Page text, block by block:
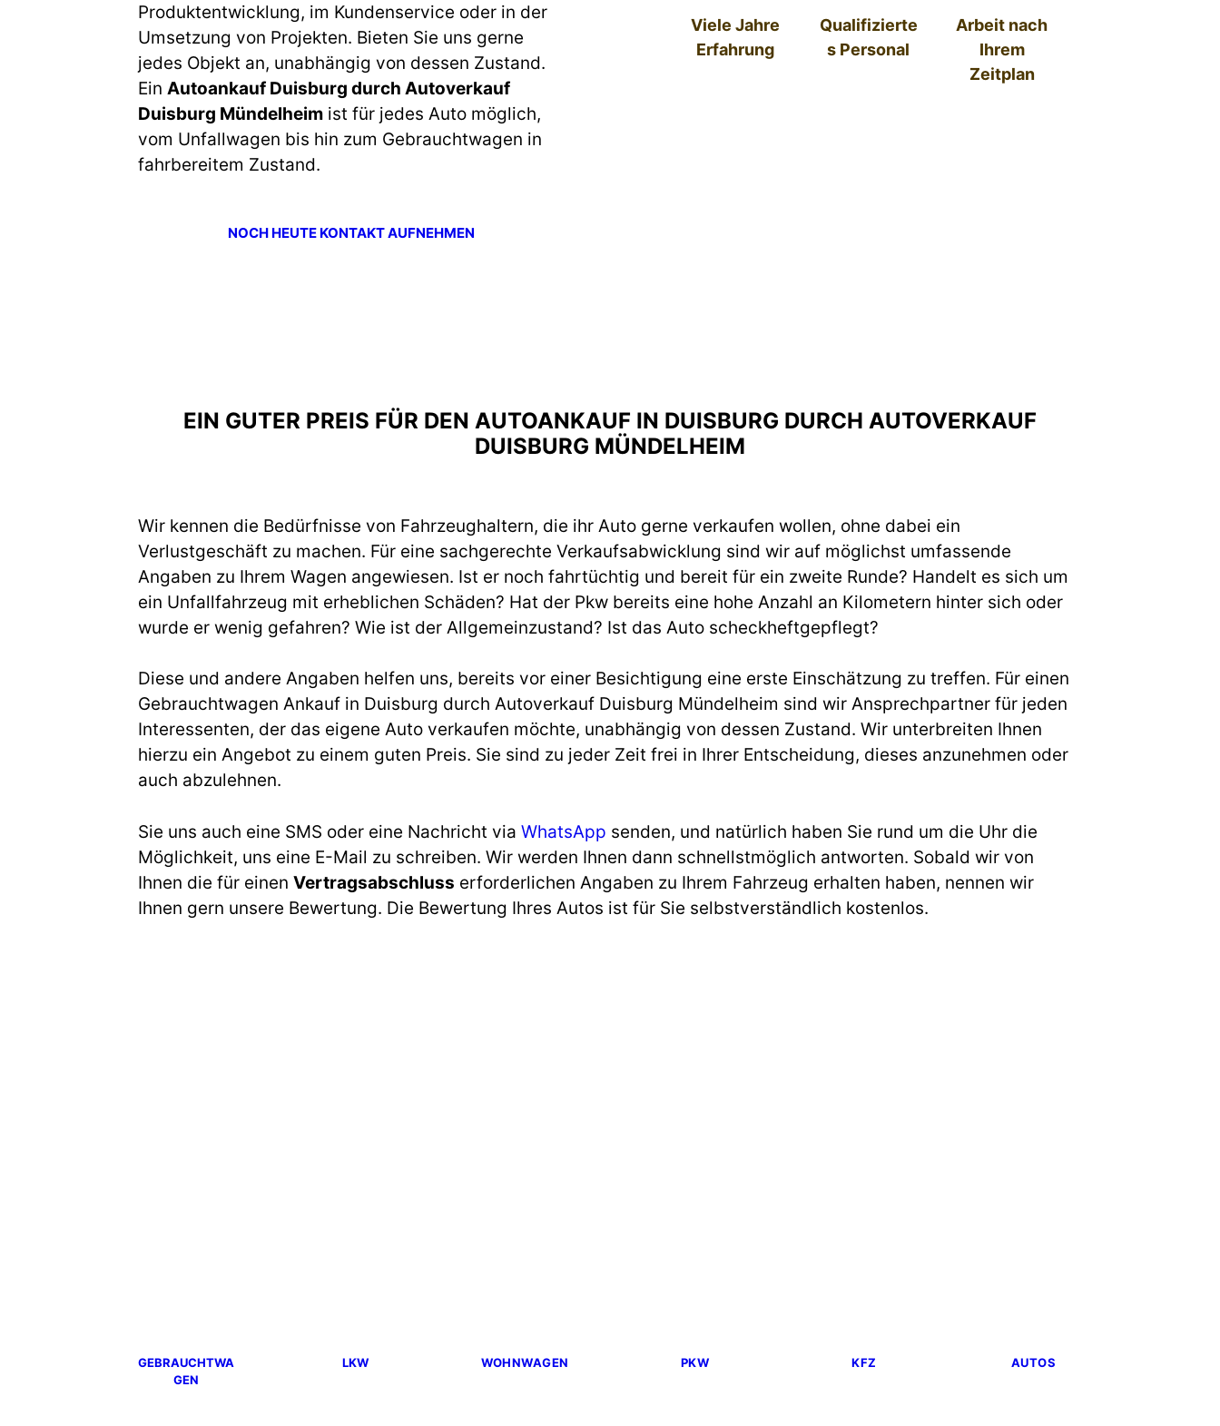
Produktentwicklung, im Kundenservice oder in der
Umsetzung von Projekten. Bieten Sie uns gerne
jedes Objekt an, unabhängig von dessen Zustand.
Ein Autoankauf Duisburg durch Autoverkauf
Duisburg Mündelheim ist für jedes Auto möglich,
vom Unfallwagen bis hin zum Gebrauchtwagen in
fahrbereitem Zustand.
NOCH HEUTE KONTAKT AUFNEHMEN
Viele Jahre
Erfahrung
Qualifizierte
s Personal
Arbeit nach
Ihrem
Zeitplan
EIN GUTER PREIS FÜR DEN AUTOANKAUF IN DUISBURG DURCH AUTOVERKAUF
DUISBURG MÜNDELHEIM
Wir kennen die Bedürfnisse von Fahrzeughaltern, die ihr Auto gerne verkaufen wollen, ohne dabei ein
Verlustgeschäft zu machen. Für eine sachgerechte Verkaufsabwicklung sind wir auf möglichst umfassende
Angaben zu Ihrem Wagen angewiesen. Ist er noch fahrtüchtig und bereit für ein zweite Runde? Handelt es sich um
ein Unfallfahrzeug mit erheblichen Schäden? Hat der Pkw bereits eine hohe Anzahl an Kilometern hinter sich oder
wurde er wenig gefahren? Wie ist der Allgemeinzustand? Ist das Auto scheckheftgepflegt?
Diese und andere Angaben helfen uns, bereits vor einer Besichtigung eine erste Einschätzung zu treffen. Für einen
Gebrauchtwagen Ankauf in Duisburg durch Autoverkauf Duisburg Mündelheim sind wir Ansprechpartner für jeden
Interessenten, der das eigene Auto verkaufen möchte, unabhängig von dessen Zustand. Wir unterbreiten Ihnen
hierzu ein Angebot zu einem guten Preis. Sie sind zu jeder Zeit frei in Ihrer Entscheidung, dieses anzunehmen oder
auch abzulehnen.
Sie uns auch eine SMS oder eine Nachricht via WhatsApp senden, und natürlich haben Sie rund um die Uhr die
Möglichkeit, uns eine E-Mail zu schreiben. Wir werden Ihnen dann schnellstmöglich antworten. Sobald wir von
Ihnen die für einen Vertragsabschluss erforderlichen Angaben zu Ihrem Fahrzeug erhalten haben, nennen wir
Ihnen gern unsere Bewertung. Die Bewertung Ihres Autos ist für Sie selbstverständlich kostenlos.
GEBRAUCHTWA
GEN
LKW WOHNWAGEN PKW KFZ AUTOS